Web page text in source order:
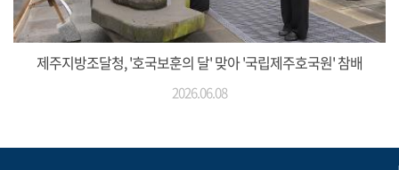
제주지방조달청, '호국보훈의 달' 맞아 '국립제주호국원' 참배
2026.06.08